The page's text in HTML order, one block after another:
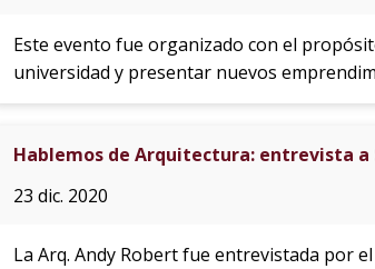
Este evento fue organizado con el
universidad y presentar nuevos
Hablemos de Arquitectura: entrevista a
23 dic. 2020
La Arq. Andy Robert fue entrevistada por